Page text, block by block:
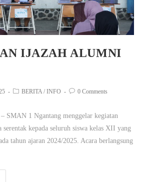
IJAZAH ALUMNI
BERITA / INFO 0 Comments
SMAN 1 Ngantang menggelar kegiatan
serentak kepada seluruh siswa kelas XII yang
tahun ajaran 2024/2025. Acara berlangsung